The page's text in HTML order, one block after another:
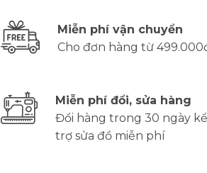
Miễn phí vận chuyển
Cho đơn hàng từ
Miễn phí đổi, sửa hàng
Đổi hàng trong 30 ngày
trợ sửa đồ miễn phí